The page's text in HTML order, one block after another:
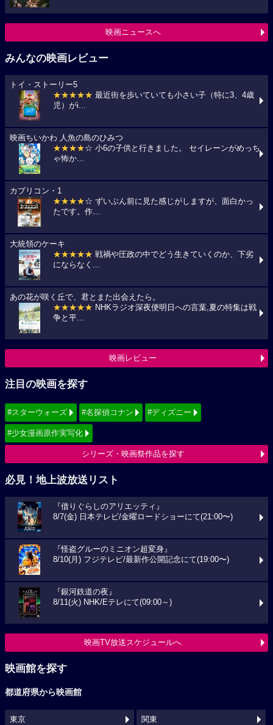
映画ニュースへ
みんなの映画レビュー
トイ・ストーリー5
★★★★★ 最近街を歩いていても小さい子（特に3、4歳
児）がi...
映画ちいかわ 人魚の島のひみつ
★★★★☆ 小6の子供と行きました。 セイレーンがめっち
ゃ怖か...
カプリコン・1
★★★★☆ ずいぶん前に見た感じがしますが、面白かっ
たです。作...
大統領のケーキ
★★★★★ 戦禍や圧政の中でどう生きていくのか、下劣
にならなく...
あの花が咲く丘で、君とまた出会えたら。
★★★★★ NHKラジオ深夜便明日への言葉,夏の特集は戦
争と平...
映画レビュー
注目の映画を探す
#スターウォーズ #名探偵コナン #ディズニー
#少女漫画原作実写化
シリーズ・映画祭作品を探す
必見！地上波放送リスト
『借りぐらしのアリエッティ』
8/7(金) 日本テレビ/金曜ロードショーにて(21:00〜)
『怪盗グルーのミニオン超変身』
8/10(月) フジテレビ/最新作公開記念にて(19:00〜)
『銀河鉄道の夜』
8/11(火) NHK/Eテレにて(09:00～)
映画TV放送スケジュールへ
映画館を探す
都道府県から映画館
東京 関東